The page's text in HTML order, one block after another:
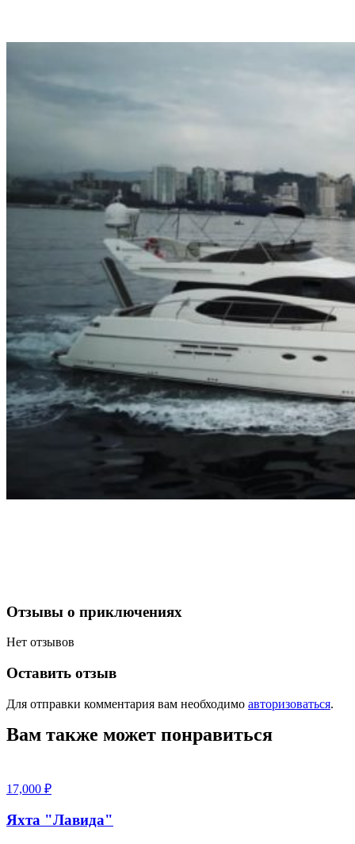
Отзывы о приключениях
Нет отзывов
Оставить отзыв
Для отправки комментария вам необходимо авторизоваться.
Вам также может понравиться
17,000 ₽
Яхта "Лавида"